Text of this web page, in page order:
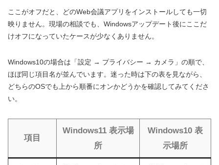
ここがオフだと、どのWeb会議アプリをインストールしても一切
映りません。現場の相談でも、Windowsアップデート後にここだ
けオフになっていたケースが少なくありません。
Windows10の場合は「設定 → プライバシー → カメラ」の順で、
ほぼ同じ項目名が並んでいます。迷った時は下の表を見ながら、
どちらのOSでも上から順番にオンかどうかを確認してみてくださ
い。
項目
Windows11 表示場
所
Windows10 表
示場所